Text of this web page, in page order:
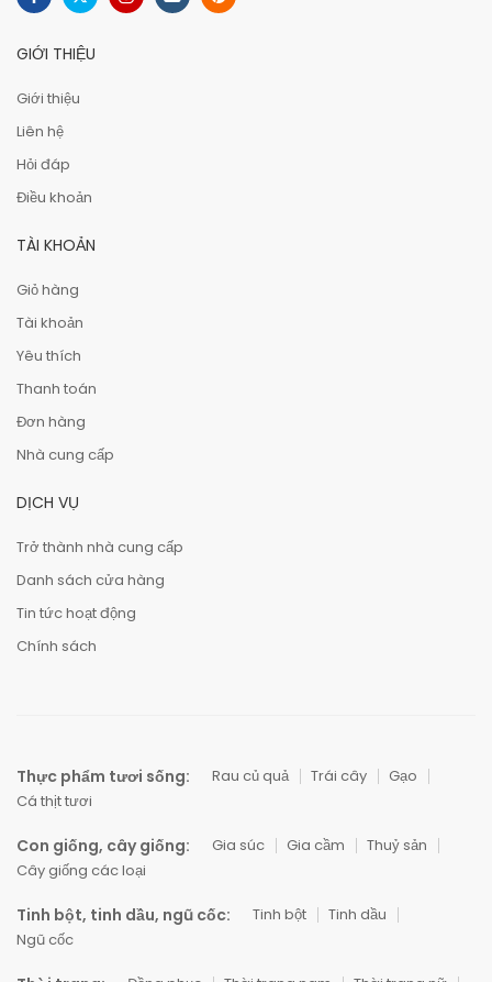
GIỚI THIỆU
Giới thiệu
Liên hệ
Hỏi đáp
Điều khoản
TÀI KHOẢN
Giỏ hàng
Tài khoản
Yêu thích
Thanh toán
Đơn hàng
Nhà cung cấp
DỊCH VỤ
Trở thành nhà cung cấp
Danh sách cửa hàng
Tin tức hoạt động
Chính sách
Thực phẩm tươi sống: Rau củ quả Trái cây
Gạo
Cá thịt tươi
Con giống, cây giống: Gia súc Gia cầm
Thuỷ sản
Cây giống các loại
Tinh bột, tinh dầu, ngũ cốc: Tinh bột
Tinh dầu
Ngũ cốc